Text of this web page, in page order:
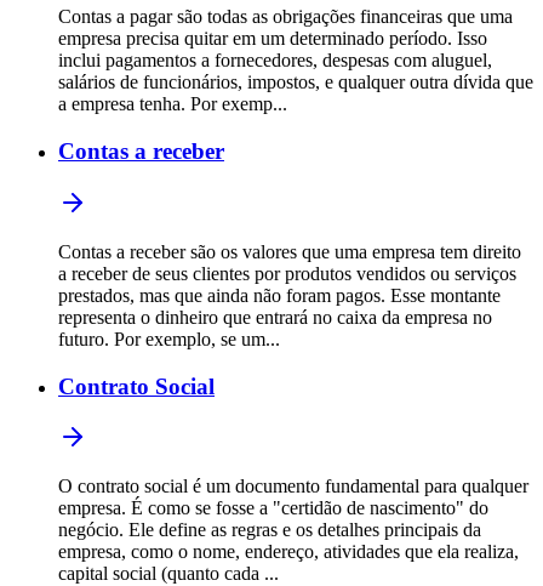
Contas a pagar são todas as obrigações financeiras que uma
empresa precisa quitar em um determinado período. Isso
inclui pagamentos a fornecedores, despesas com aluguel,
salários de funcionários, impostos, e qualquer outra dívida que
a empresa tenha. Por exemp...
Contas a receber
Contas a receber são os valores que uma empresa tem direito
a receber de seus clientes por produtos vendidos ou serviços
prestados, mas que ainda não foram pagos. Esse montante
representa o dinheiro que entrará no caixa da empresa no
futuro. Por exemplo, se um...
Contrato Social
O contrato social é um documento fundamental para qualquer
empresa. É como se fosse a "certidão de nascimento" do
negócio. Ele define as regras e os detalhes principais da
empresa, como o nome, endereço, atividades que ela realiza,
capital social (quanto cada ...